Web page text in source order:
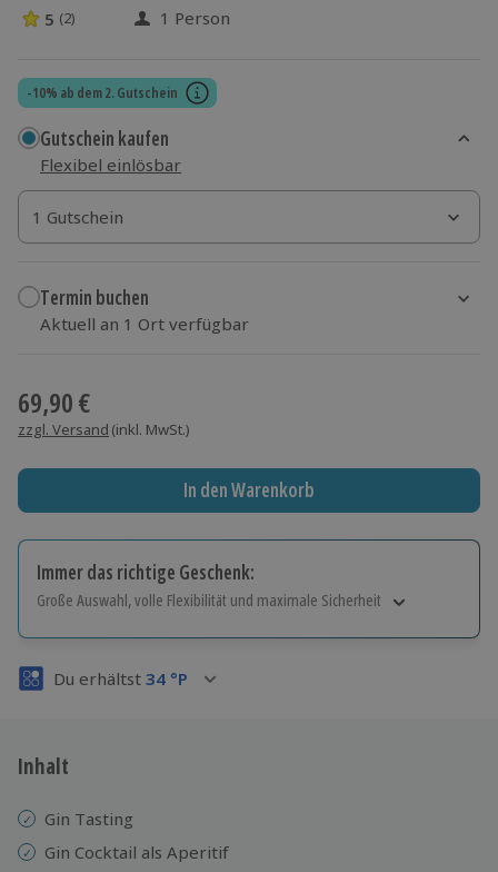
5 Sterne von 5 aus 2 Bewertungen
5 (2) 1 Person
-10% ab dem 2. Gutschein
Gutschein kaufen
Flexibel einlösbar
1 Gutschein
1 Gutschein
1 Gutschein
Termin buchen
Aktuell an 1 Ort verfügbar
69,90 €
zzgl. Versand (inkl. MwSt.)
In den Warenkorb
Immer das richtige Geschenk:
Große Auswahl, volle Flexibilität und maximale Sicherheit
Volle Flexibilität
3 Jahre gültig & verlängerbar.
Du erhältst 34 °P
Inhalt
Gin Tasting
Gin Cocktail als Aperitif